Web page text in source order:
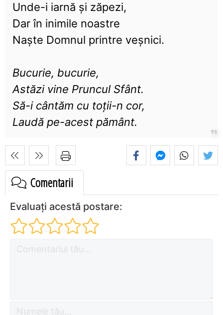
Unde-i iarnă și zăpezi,
Dar în inimile noastre
Naște Domnul printre veșnici.
Bucurie, bucurie,
Astăzi vine Pruncul Sfânt.
Să-i cântăm cu toții-n cor,
Laudă pe-acest pământ.
Comentarii
Evaluați acestă postare: